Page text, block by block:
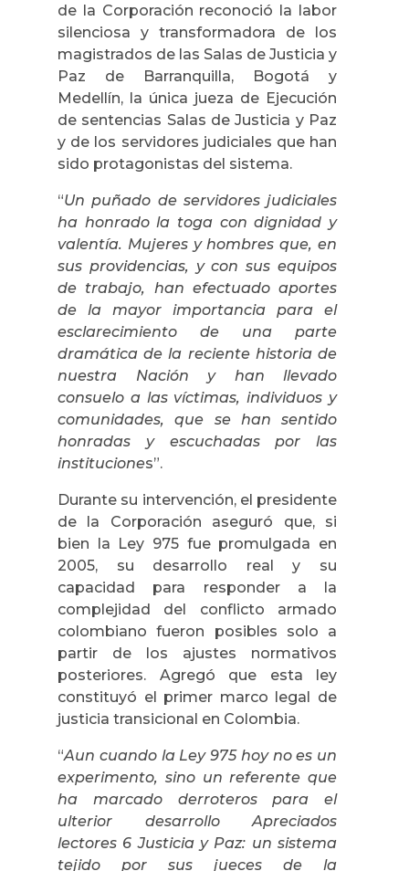
de la Corporación reconoció la labor
silenciosa y transformadora de los
magistrados de las Salas de Justicia y
Paz de Barranquilla, Bogotá y
Medellín, la única jueza de Ejecución
de sentencias Salas de Justicia y Paz
y de los servidores judiciales que han
sido protagonistas del sistema.
“Un puñado de servidores judiciales
ha honrado la toga con dignidad y
valentía. Mujeres y hombres que, en
sus providencias, y con sus equipos
de trabajo, han efectuado aportes
de la mayor importancia para el
esclarecimiento de una parte
dramática de la reciente historia de
nuestra Nación y han llevado
consuelo a las víctimas, individuos y
comunidades, que se han sentido
honradas y escuchadas por las
instituciones”.
Durante su intervención, el presidente
de la Corporación aseguró que, si
bien la Ley 975 fue promulgada en
2005, su desarrollo real y su
capacidad para responder a la
complejidad del conflicto armado
colombiano fueron posibles solo a
partir de los ajustes normativos
posteriores. Agregó que esta ley
constituyó el primer marco legal de
justicia transicional en Colombia.
“Aun cuando la Ley 975 hoy no es un
experimento, sino un referente que
ha marcado derroteros para el
ulterior desarrollo Apreciados
lectores 6 Justicia y Paz: un sistema
tejido por sus jueces de la